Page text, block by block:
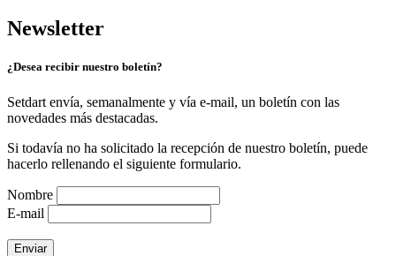
Newsletter
¿Desea recibir nuestro boletín?
Setdart envía, semanalmente y vía e-mail, un boletín con las
novedades más destacadas.
Si todavía no ha solicitado la recepción de nuestro boletín, puede
hacerlo rellenando el siguiente formulario.
Nombre
E-mail